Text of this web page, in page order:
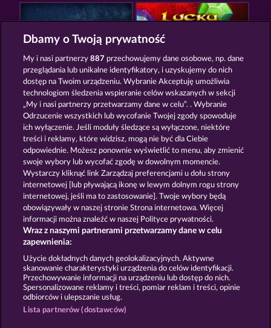
MYSTERIES OF KARNAK LUCKY PHARAOH WILD
JACK POTTER AND THE BOOK OF DYNASTIES RAMSES BOOK
Zasady i warunki Polityka prywatności
Nota prawna Firma FAQ Facebook
Prześlij wniosek o wypłatę
Dbamy o Twoją prywatność
My i nasi partnerzy887 przechowujemy dane osobowe, np. dane
przeglądania lub unikalne identyfikatory, i uzyskujemy do nich
dostęp na Twoim urządzeniu. Wybranie Akceptuję umożliwia
technologiom śledzenia wspieranie celów wskazanych w sekcji
„My i nasi partnerzy przetwarzamy dane w celu”. . Wybranie
Odrzucenie wszystkich lub wycofanie Twojej zgody spowoduje
ich wyłączenie. Jeśli moduły śledzące są wyłączone, niektóre
treści i reklamy, które widzisz, mogą nie być dla Ciebie
odpowiednie. Możesz ponownie wyświetlić to menu, aby zmienić
swoje wybory lub wycofać zgodę w dowolnym momencie.
Wystarczy kliknąć link Zarządzaj preferencjami u dołu strony
internetowej [lub pływającą ikonę w lewym dolnym rogu strony
internetowej, jeśli ma to zastosowanie]. Twoje wybory będą
obowiązywały w naszej stronie Strona internetowa. Więcej
informacji można znaleźć w naszej Polityce prywatności.
Wraz z naszymi partnerami przetwarzamy dane w celu
zapewnienia:
Użycie dokładnych danych geolokalizacyjnych. Aktywne
skanowanie charakterystyki urządzenia do celów identyfikacji.
Przechowywanie informacji na urządzeniu lub dostęp do nich.
Spersonalizowane reklamy i treści, pomiar reklam i treści, opinie
odbiorców i ulepszanie usług.
Lista partnerów (dostawców)